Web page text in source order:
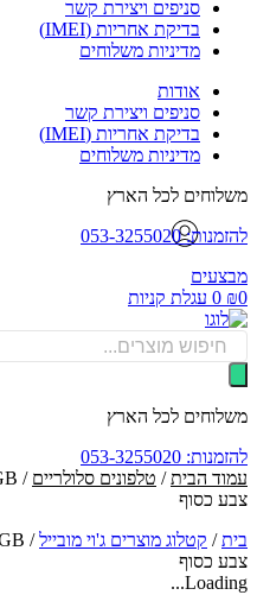
סניפים ויצירת קשר
בדיקת אחריות (IMEI)
מדיניות משלוחים
אודות
סניפים ויצירת קשר
בדיקת אחריות (IMEI)
מדיניות משלוחים
לכל הארץ
053-3255020
0 עגלת קניות
לכל הארץ
053-3255020
הבית/טלפונים סלולריים
כסוף
/קטלוג מוצרים ג'וי מובייל/
כסוף